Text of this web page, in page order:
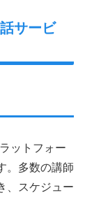
サービ
ットフォー
。多数の講師
、スケジュー